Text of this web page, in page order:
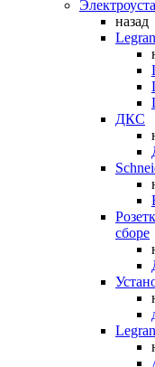
назад
ДКС
сборе